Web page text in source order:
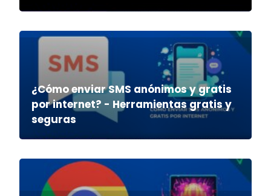
¿Cómo enviar SMS anónimos y gratis
por internet? - Herramientas gratis y
seguras